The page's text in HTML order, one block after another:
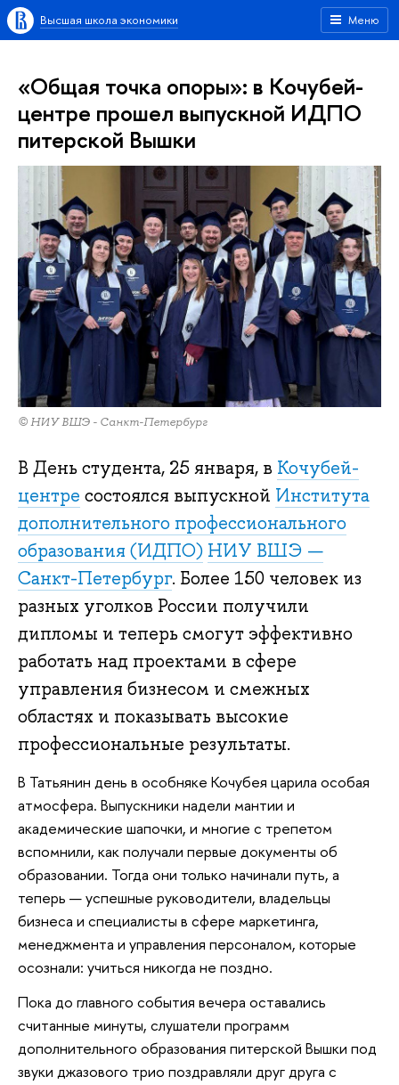
Меню
Высшая школа экономики
«Общая точка опоры»: в Кочубей-
центре прошел выпускной ИДПО
питерской Вышки
© НИУ ВШЭ - Санкт-Петербург
В День студента, 25 января, в Кочубей-
центре состоялся выпускной Института
дополнительного профессионального
образования (ИДПО) НИУ ВШЭ —
Санкт-Петербург. Более 150 человек из
разных уголков России получили
дипломы и теперь смогут эффективно
работать над проектами в сфере
управления бизнесом и смежных
областях и показывать высокие
профессиональные результаты.
В Татьянин день в особняке Кочубея царила особая
атмосфера. Выпускники надели мантии и
академические шапочки, и многие с трепетом
вспомнили, как получали первые документы об
образовании. Тогда они только начинали путь, а
теперь — успешные руководители, владельцы
бизнеса и специалисты в сфере маркетинга,
менеджмента и управления персоналом, которые
осознали: учиться никогда не поздно.
Пока до главного события вечера оставались
считанные минуты, слушатели программ
дополнительного образования питерской Вышки под
звуки джазового трио поздравляли друг друга с